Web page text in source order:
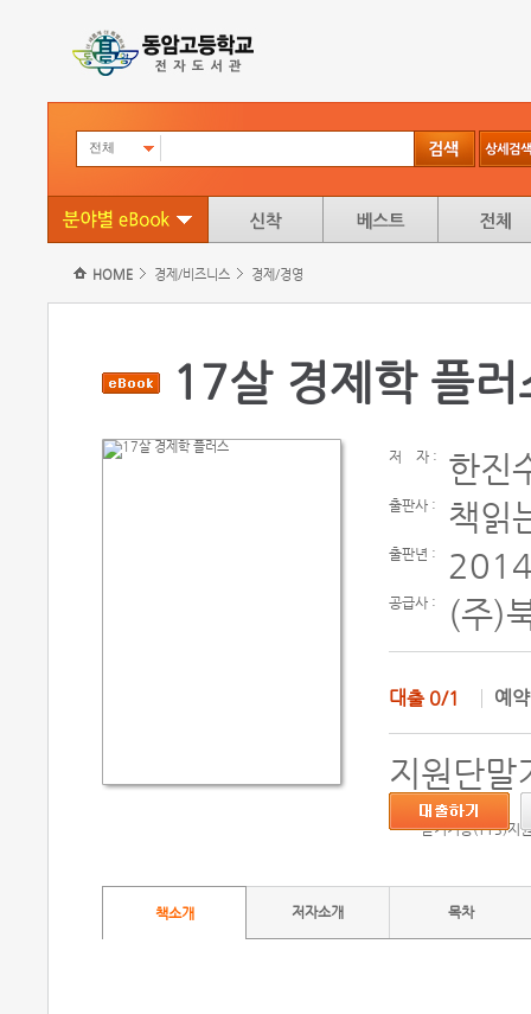
전체
HOME 경제/비즈니스 경제/경영
17살 경제학 플러
저 자 : 한진
출판사 : 책읽
출판년 :
공급사 : (주)
대출 0/1 예
지원단말
듣기기능(TTS)지
책소개 저자소개 목차